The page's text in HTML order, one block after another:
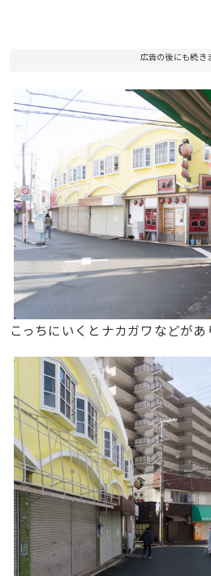
広告の後にも続き
こっちにいくとナカガワなどがあ